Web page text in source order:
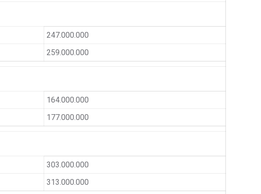
247.000.000
259.000.000
164.000.000
177.000.000
303.000.000
313.000.000